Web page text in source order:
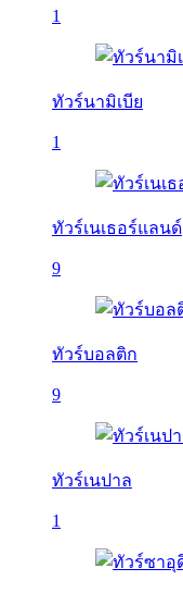
1
ทัวร์นามิเบีย
1
ทัวร์เนเธอร์แลนด์
9
ทัวร์บอลติก
9
ทัวร์เนปาล
1